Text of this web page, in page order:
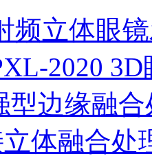
频立体眼
2020 3D
型边缘融
体融合处